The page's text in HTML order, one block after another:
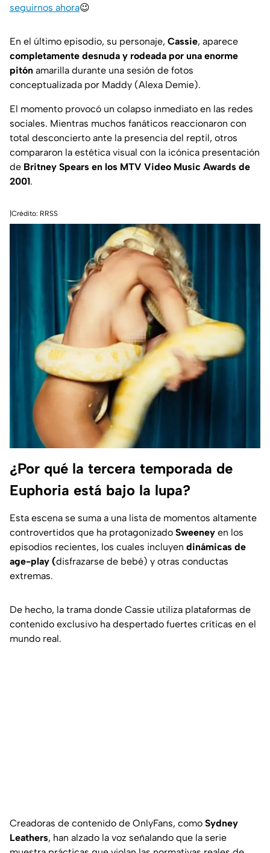
seguirnos ahora😉
En el último episodio, su personaje, Cassie, aparece
completamente desnuda y rodeada por una enorme
pitón amarilla durante una sesión de fotos
conceptualizada por Maddy (Alexa Demie).
El momento provocó un colapso inmediato en las redes
sociales. Mientras muchos fanáticos reaccionaron con
total desconcierto ante la presencia del reptil, otros
compararon la estética visual con la icónica presentación
de Britney Spears en los MTV Video Music Awards de
2001.
|Crédito: RRSS
¿Por qué la tercera temporada de
Euphoria está bajo la lupa?
Esta escena se suma a una lista de momentos altamente
controvertidos que ha protagonizado Sweeney en los
episodios recientes, los cuales incluyen dinámicas de
age-play (disfrazarse de bebé) y otras conductas
extremas.
De hecho, la trama donde Cassie utiliza plataformas de
contenido exclusivo ha despertado fuertes críticas en el
mundo real.
Creadoras de contenido de OnlyFans, como Sydney
Leathers, han alzado la voz señalando que la serie